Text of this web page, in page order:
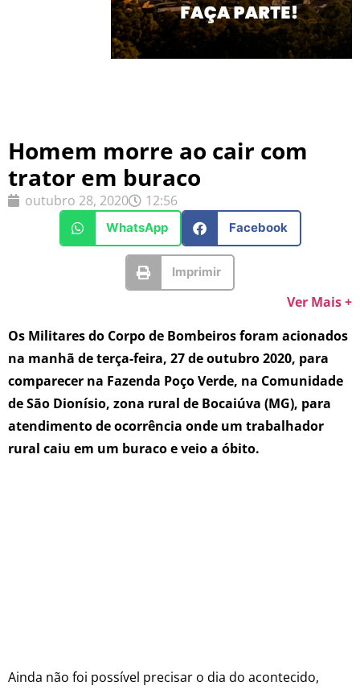
Homem morre ao cair com
trator em buraco
outubro 28, 2020 12:56
WhatsApp Facebook
Imprimir
Ver Mais +
Os Militares do Corpo de Bombeiros foram acionados
na manhã de terça-feira, 27 de outubro 2020, para
comparecer na Fazenda Poço Verde, na Comunidade
de São Dionísio, zona rural de Bocaiúva (MG), para
atendimento de ocorrência onde um trabalhador
rural caiu em um buraco e veio a óbito.
Ainda não foi possível precisar o dia do acontecido,